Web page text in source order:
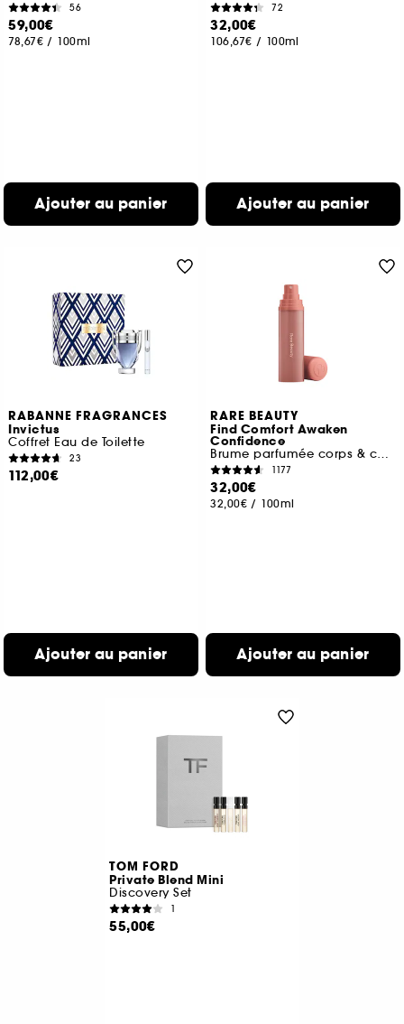
56
59,00€
78,67€ / 100ml
Ajouter au panier
72
32,00€
106,67€ / 100ml
Ajouter au panier
RABANNE FRAGRANCES
Invictus
Coffret Eau de Toilette
23
112,00€
Ajouter au panier
RARE BEAUTY
Find Comfort Awaken
Confidence
Brume parfumée corps & cheveux
1177
32,00€
32,00€ / 100ml
Ajouter au panier
TOM FORD
Private Blend Mini
Discovery Set
1
55,00€